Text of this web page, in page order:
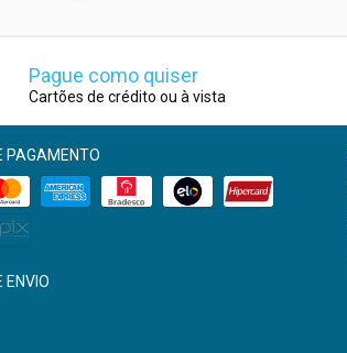
Pague como quiser
Cartões de crédito ou à vista
PAGAMENTO
ENVIO